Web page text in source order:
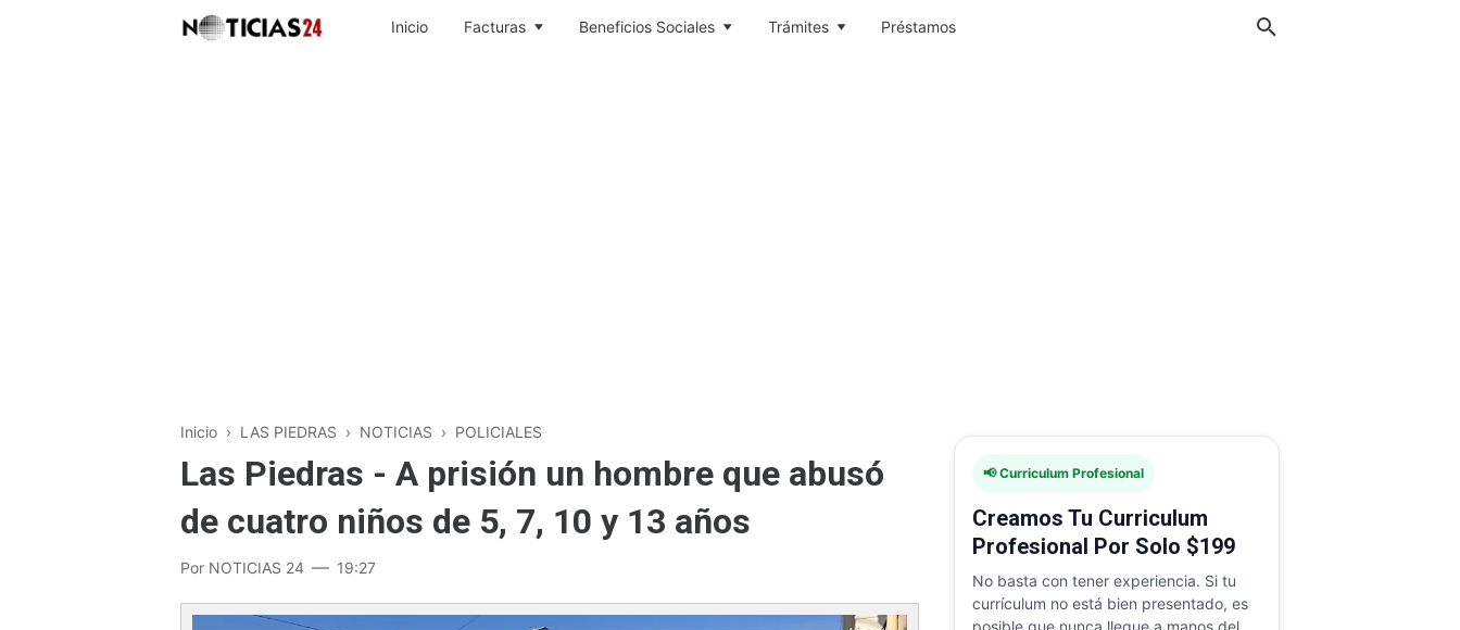
Inicio Facturas Beneficios Sociales Trámites Préstamos
Inicio › LAS PIEDRAS › NOTICIAS › POLICIALES
Las Piedras - A prisión un hombre que abusó
de cuatro niños de 5, 7, 10 y 13 años
Por NOTICIAS 24 19:27
📢 Curriculum Profesional
Creamos Tu Curriculum
Profesional Por Solo $199
No basta con tener experiencia. Si tu
currículum no está bien presentado, es
posible que nunca llegue a manos del